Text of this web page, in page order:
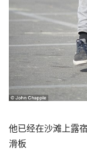
他已经在沙滩上露
滑板